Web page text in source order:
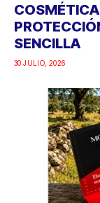
SENCILLA
30 JULIO, 2026